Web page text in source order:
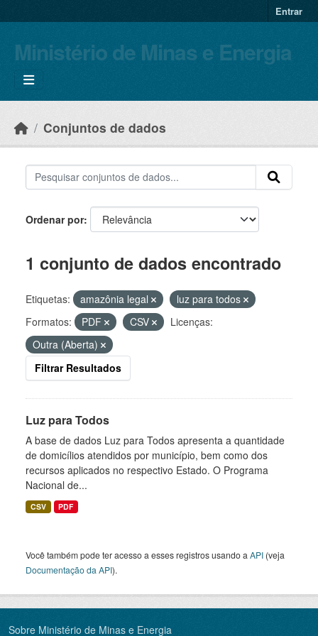
Entrar
Ministério de Minas e Energia
Conjuntos de dados
Ordenar por
1 conjunto de dados encontrado
Etiquetas: amazônia legal
luz para todos
Formatos:
PDF CSV
Licenças:
Outra (Aberta)
Filtrar Resultados
Luz para Todos
A base de dados Luz para Todos apresenta a quantidade
de domicílios atendidos por município, bem como dos
recursos aplicados no respectivo Estado. O Programa
Nacional de...
CSV PDF
Você também pode ter acesso a esses registros usando a API (veja
Documentação da API).
Sobre Ministério de Minas e Energia